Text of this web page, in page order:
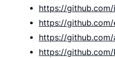
https://
https://github.com/
https://github.com/
https://